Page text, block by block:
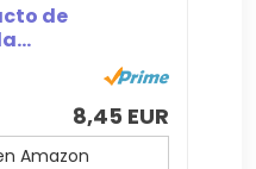
de
8,45 EUR
Amazon